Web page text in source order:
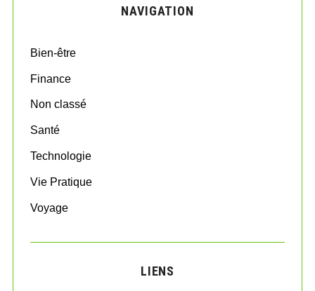
o
:
NAVIGATION
Bien-être
Finance
Non classé
Santé
Technologie
Vie Pratique
Voyage
LIENS